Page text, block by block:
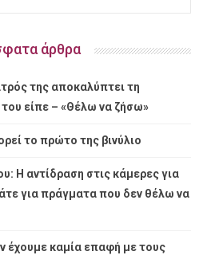
άρθρα
της αποκαλύπτει τη
είπε – «Θέλω να ζήσω»
το πρώτο της βινύλιο
Η αντίδραση στις κάμερες για
για πράγματα που δεν θέλω να
έχουμε καμία επαφή με τους